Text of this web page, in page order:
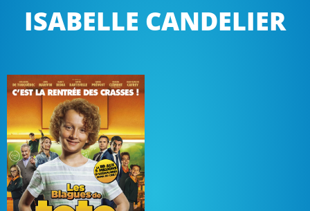
ISABELLE CANDELIER